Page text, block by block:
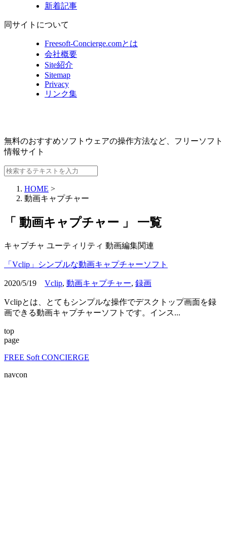
新着記事
同サイトについて
Freesoft-Concierge.comとは
会社概要
Site紹介
Sitemap
Privacy
リンク集
無料のおすすめソフトウェアの操作方法など、 フリーソフト
情報サイト
HOME >
動画キャプチャー
「 動画キャプチャー 」 一覧
キャプチャ ユーティリティ 動画編集関連
「Vclip」シンプルな動画キャプチャーソフト
2020/5/19 Vclip, 動画キャプチャー, 録画
Vclipとは、とてもシンプルな操作でデスクトップ画面を録
画できる動画キャプチャーソフトです。インス...
top
page
FREE Soft CONCIERGE
navcon